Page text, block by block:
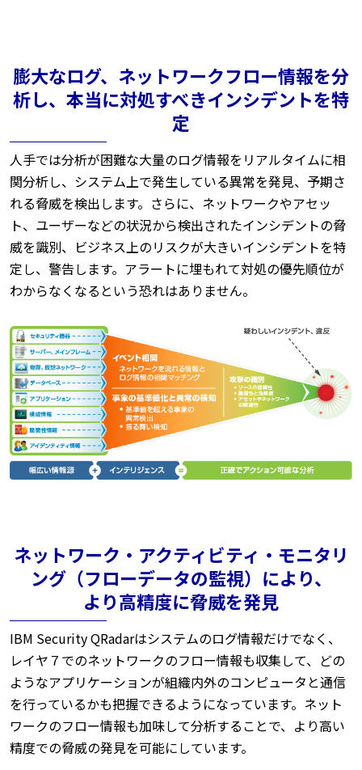
膨大なログ、ネットワークフロー情報を分
析し、本当に対処すべきインシデントを特
定
人手では分析が困難な大量のログ情報をリアルタイムに相
関分析し、システム上で発生している異常を発見、予期さ
れる脅威を検出します。さらに、ネットワークやアセッ
ト、ユーザーなどの状況から検出されたインシデントの脅
威を識別、ビジネス上のリスクが大きいインシデントを特
定し、警告します。アラートに埋もれて対処の優先順位が
わからなくなるという恐れはありません。
ネットワーク・アクティビティ・モニタリ
ング（フローデータの監視）により、
より高精度に脅威を発見
IBM Security QRadarはシステムのログ情報だけでなく、
レイヤ７でのネットワークのフロー情報も収集して、どの
ようなアプリケーションが組織内外のコンピュータと通信
を行っているかも把握できるようになっています。ネット
ワークのフロー情報も加味して分析することで、より高い
精度での脅威の発見を可能にしています。